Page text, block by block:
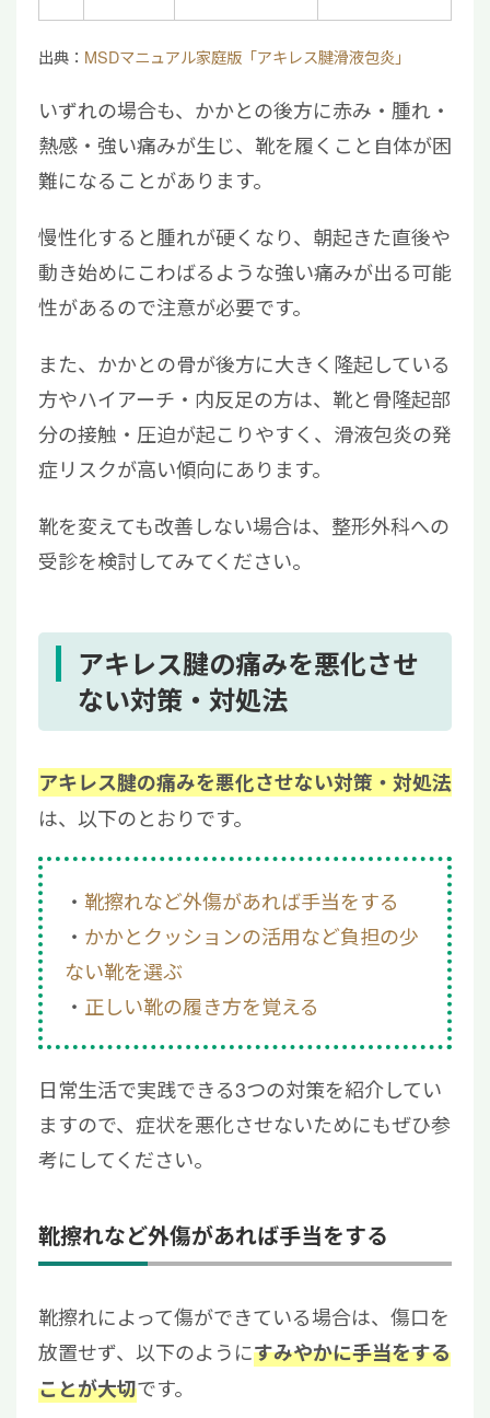
出典： MSDマニュアル家庭版「アキレス腱滑液包炎」
いずれの場合も、かかとの後方に赤み・腫れ・
熱感・強い痛みが生じ、靴を履くこと自体が困
難になることがあります。
慢性化すると腫れが硬くなり、朝起きた直後や
動き始めにこわばるような強い痛みが出る可能
性があるので注意が必要です。
また、かかとの骨が後方に大きく隆起している
方やハイアーチ・内反足の方は、靴と骨隆起部
分の接触・圧迫が起こりやすく、滑液包炎の発
症リスクが高い傾向にあります。
靴を変えても改善しない場合は、整形外科への
受診を検討してみてください。
アキレス腱の痛みを悪化させ
ない対策・対処法
アキレス腱の痛みを悪化させない対策・対処法
は、以下のとおりです。
靴擦れなど外傷があれば手当をする
かかとクッションの活用など負担の少
ない靴を選ぶ
正しい靴の履き方を覚える
日常生活で実践できる3つの対策を紹介してい
ますので、症状を悪化させないためにもぜひ参
考にしてください。
靴擦れなど外傷があれば手当をする
靴擦れによって傷ができている場合は、傷口を
放置せず、以下のようにすみやかに手当をする
ことが大切です。